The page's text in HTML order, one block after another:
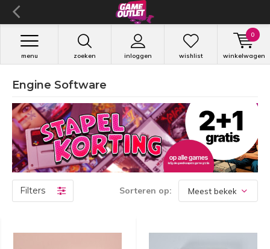
zoeken inloggen
menu wishlist winkelwagen
0
Engine Software
Filters Sorteren op: